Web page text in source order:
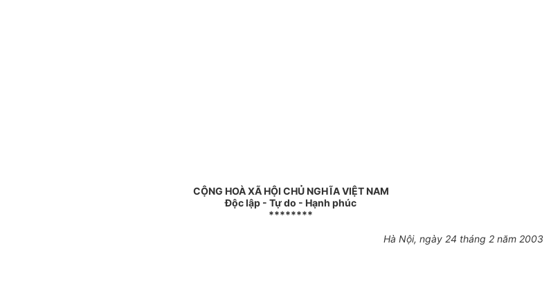
CỘNG HOÀ XÃ HỘI CHỦ NGHĨA VIỆT NAM
Độc lập - Tự do - Hạnh phúc
********
Hà Nội, ngày 24 tháng 2 năm 2003